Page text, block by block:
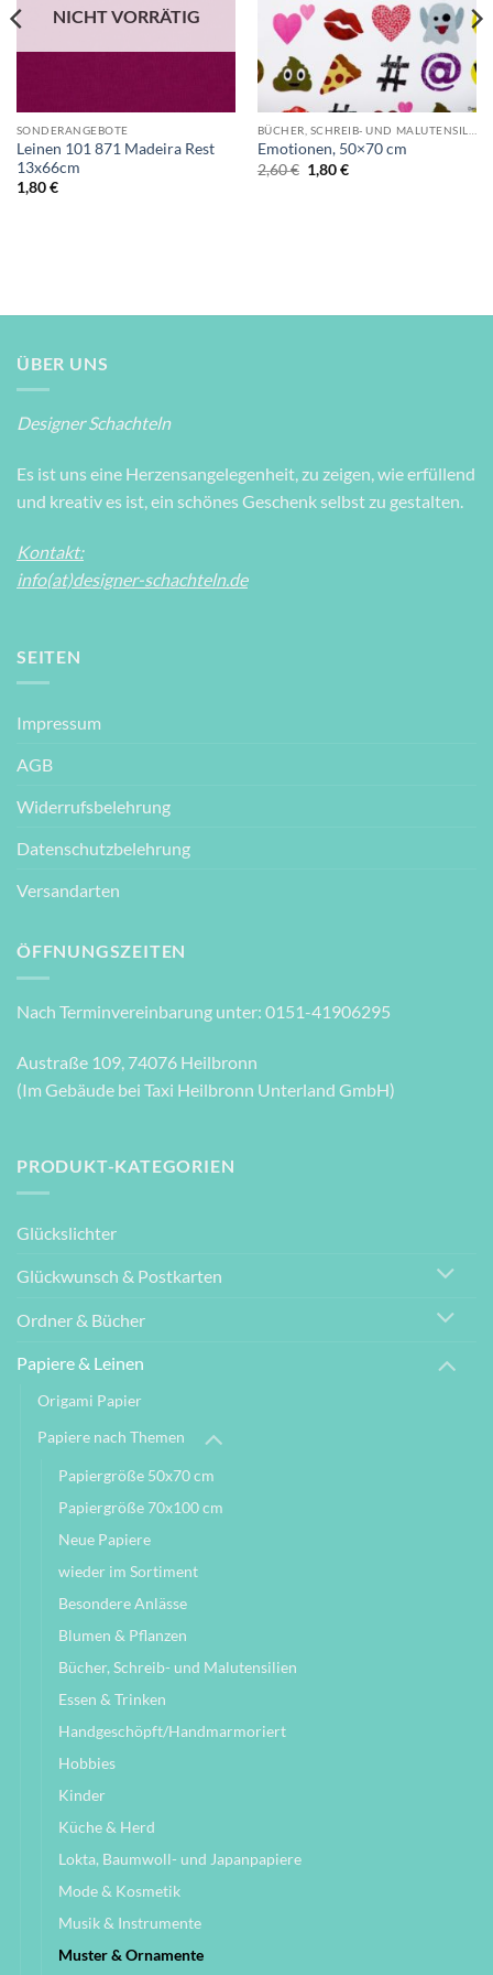
NICHT VORRÄTIG
SONDERANGEBOTE
Leinen 101 871 Madeira Rest
13x66cm
1,80€
Emotionen, 50×70 cm
2,60€ Ursprünglicher
Preis
1,80€Aktueller
ÜBER UNS
Designer Schachteln
Es ist uns eine Herzensangelegenheit, zu zeigen, wie erfüllend
und kreativ es ist, ein schönes Geschenk selbst zu gestalten.
Kontakt:
info(at)designer-schachteln.de
SEITEN
Impressum
AGB
Widerrufsbelehrung
Datenschutzbelehrung
Versandarten
ÖFFNUNGSZEITEN
Nach Terminvereinbarung unter: 0151-41906295
Austraße 109, 74076 Heilbronn
(Im Gebäude bei Taxi Heilbronn Unterland GmbH)
PRODUKT-KATEGORIEN
Glückslichter
Glückwunsch & Postkarten
Ordner & Bücher
Papiere & Leinen
Origami Papier
Papiere nach Themen
Papiergröße 50x70 cm
Papiergröße 70x100 cm
Neue Papiere
wieder im Sortiment
Besondere Anlässe
Blumen & Pflanzen
Bücher, Schreib- und Malutensilien
Essen & Trinken
Handgeschöpft/Handmarmoriert
Hobbies
Kinder
Küche & Herd
Lokta, Baumwoll- und Japanpapiere
Mode & Kosmetik
Musik & Instrumente
Muster & Ornamente